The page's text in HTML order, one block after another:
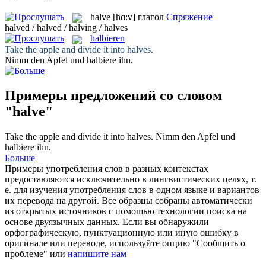
halve [hɑ:v] глагол Спряжение
halved / halved / halving / halves
halbieren
Take the apple and divide it into halves.
Nimm den Apfel und halbiere ihn.
Примеры предложений со словом
"halve"
Take the apple and divide it into halves. Nimm den Apfel und
halbiere ihn.
Больше
Примеры употребления слов в разных контекстах
предоставляются исключительно в лингвистических целях, т.
е. для изучения употребления слов в одном языке и вариантов
их перевода на другой. Все образцы собраны автоматически
из открытых источников с помощью технологии поиска на
основе двуязычных данных. Если вы обнаружили
орфографическую, пунктуационную или иную ошибку в
оригинале или переводе, используйте опцию "Сообщить о
проблеме" или напишите нам